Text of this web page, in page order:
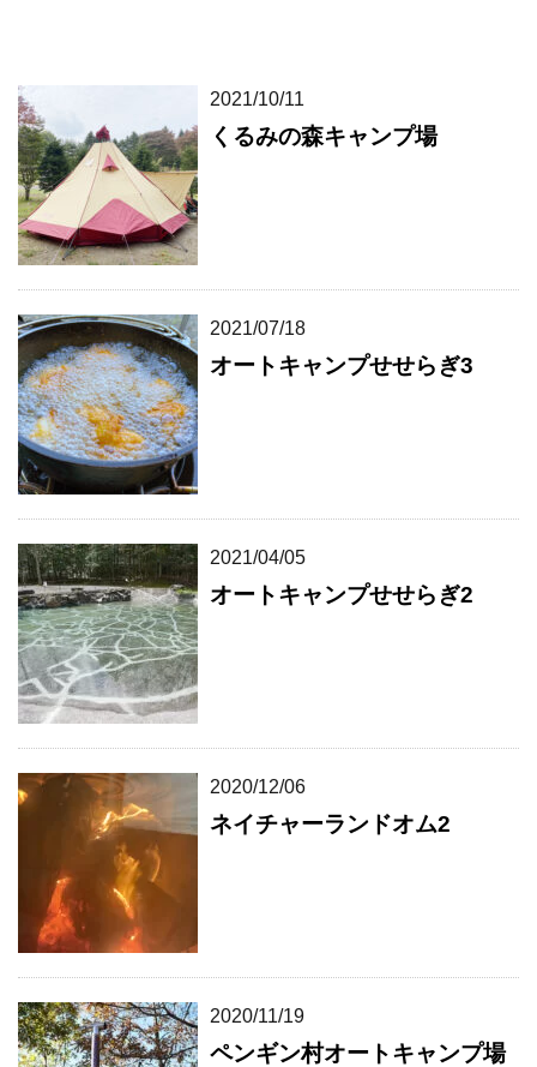
2021/10/11
くるみの森キャンプ場
2021/07/18
オートキャンプせせらぎ3
2021/04/05
オートキャンプせせらぎ2
2020/12/06
ネイチャーランドオム2
2020/11/19
ペンギン村オートキャンプ場